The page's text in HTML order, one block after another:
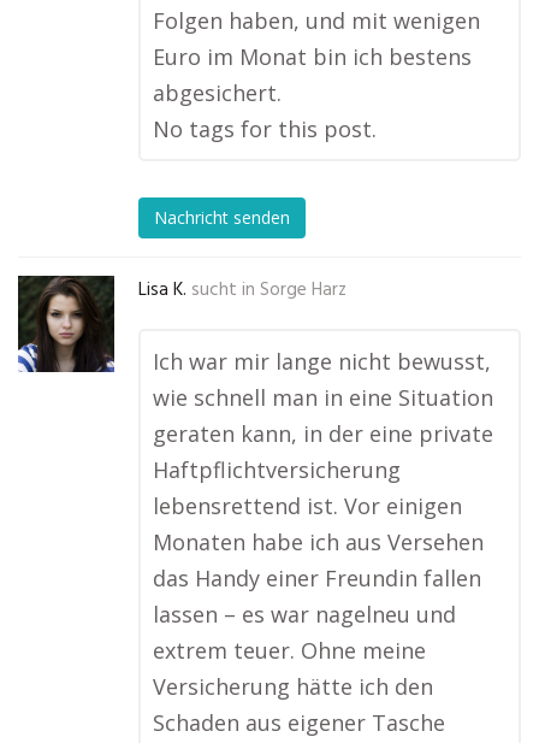
Folgen haben, und mit wenigen
Euro im Monat bin ich bestens
abgesichert.
No tags for this post.
Nachricht senden
Lisa K. sucht in Sorge Harz
Ich war mir lange nicht bewusst,
wie schnell man in eine Situation
geraten kann, in der eine private
Haftpflichtversicherung
lebensrettend ist. Vor einigen
Monaten habe ich aus Versehen
das Handy einer Freundin fallen
lassen – es war nagelneu und
extrem teuer. Ohne meine
Versicherung hätte ich den
Schaden aus eigener Tasche